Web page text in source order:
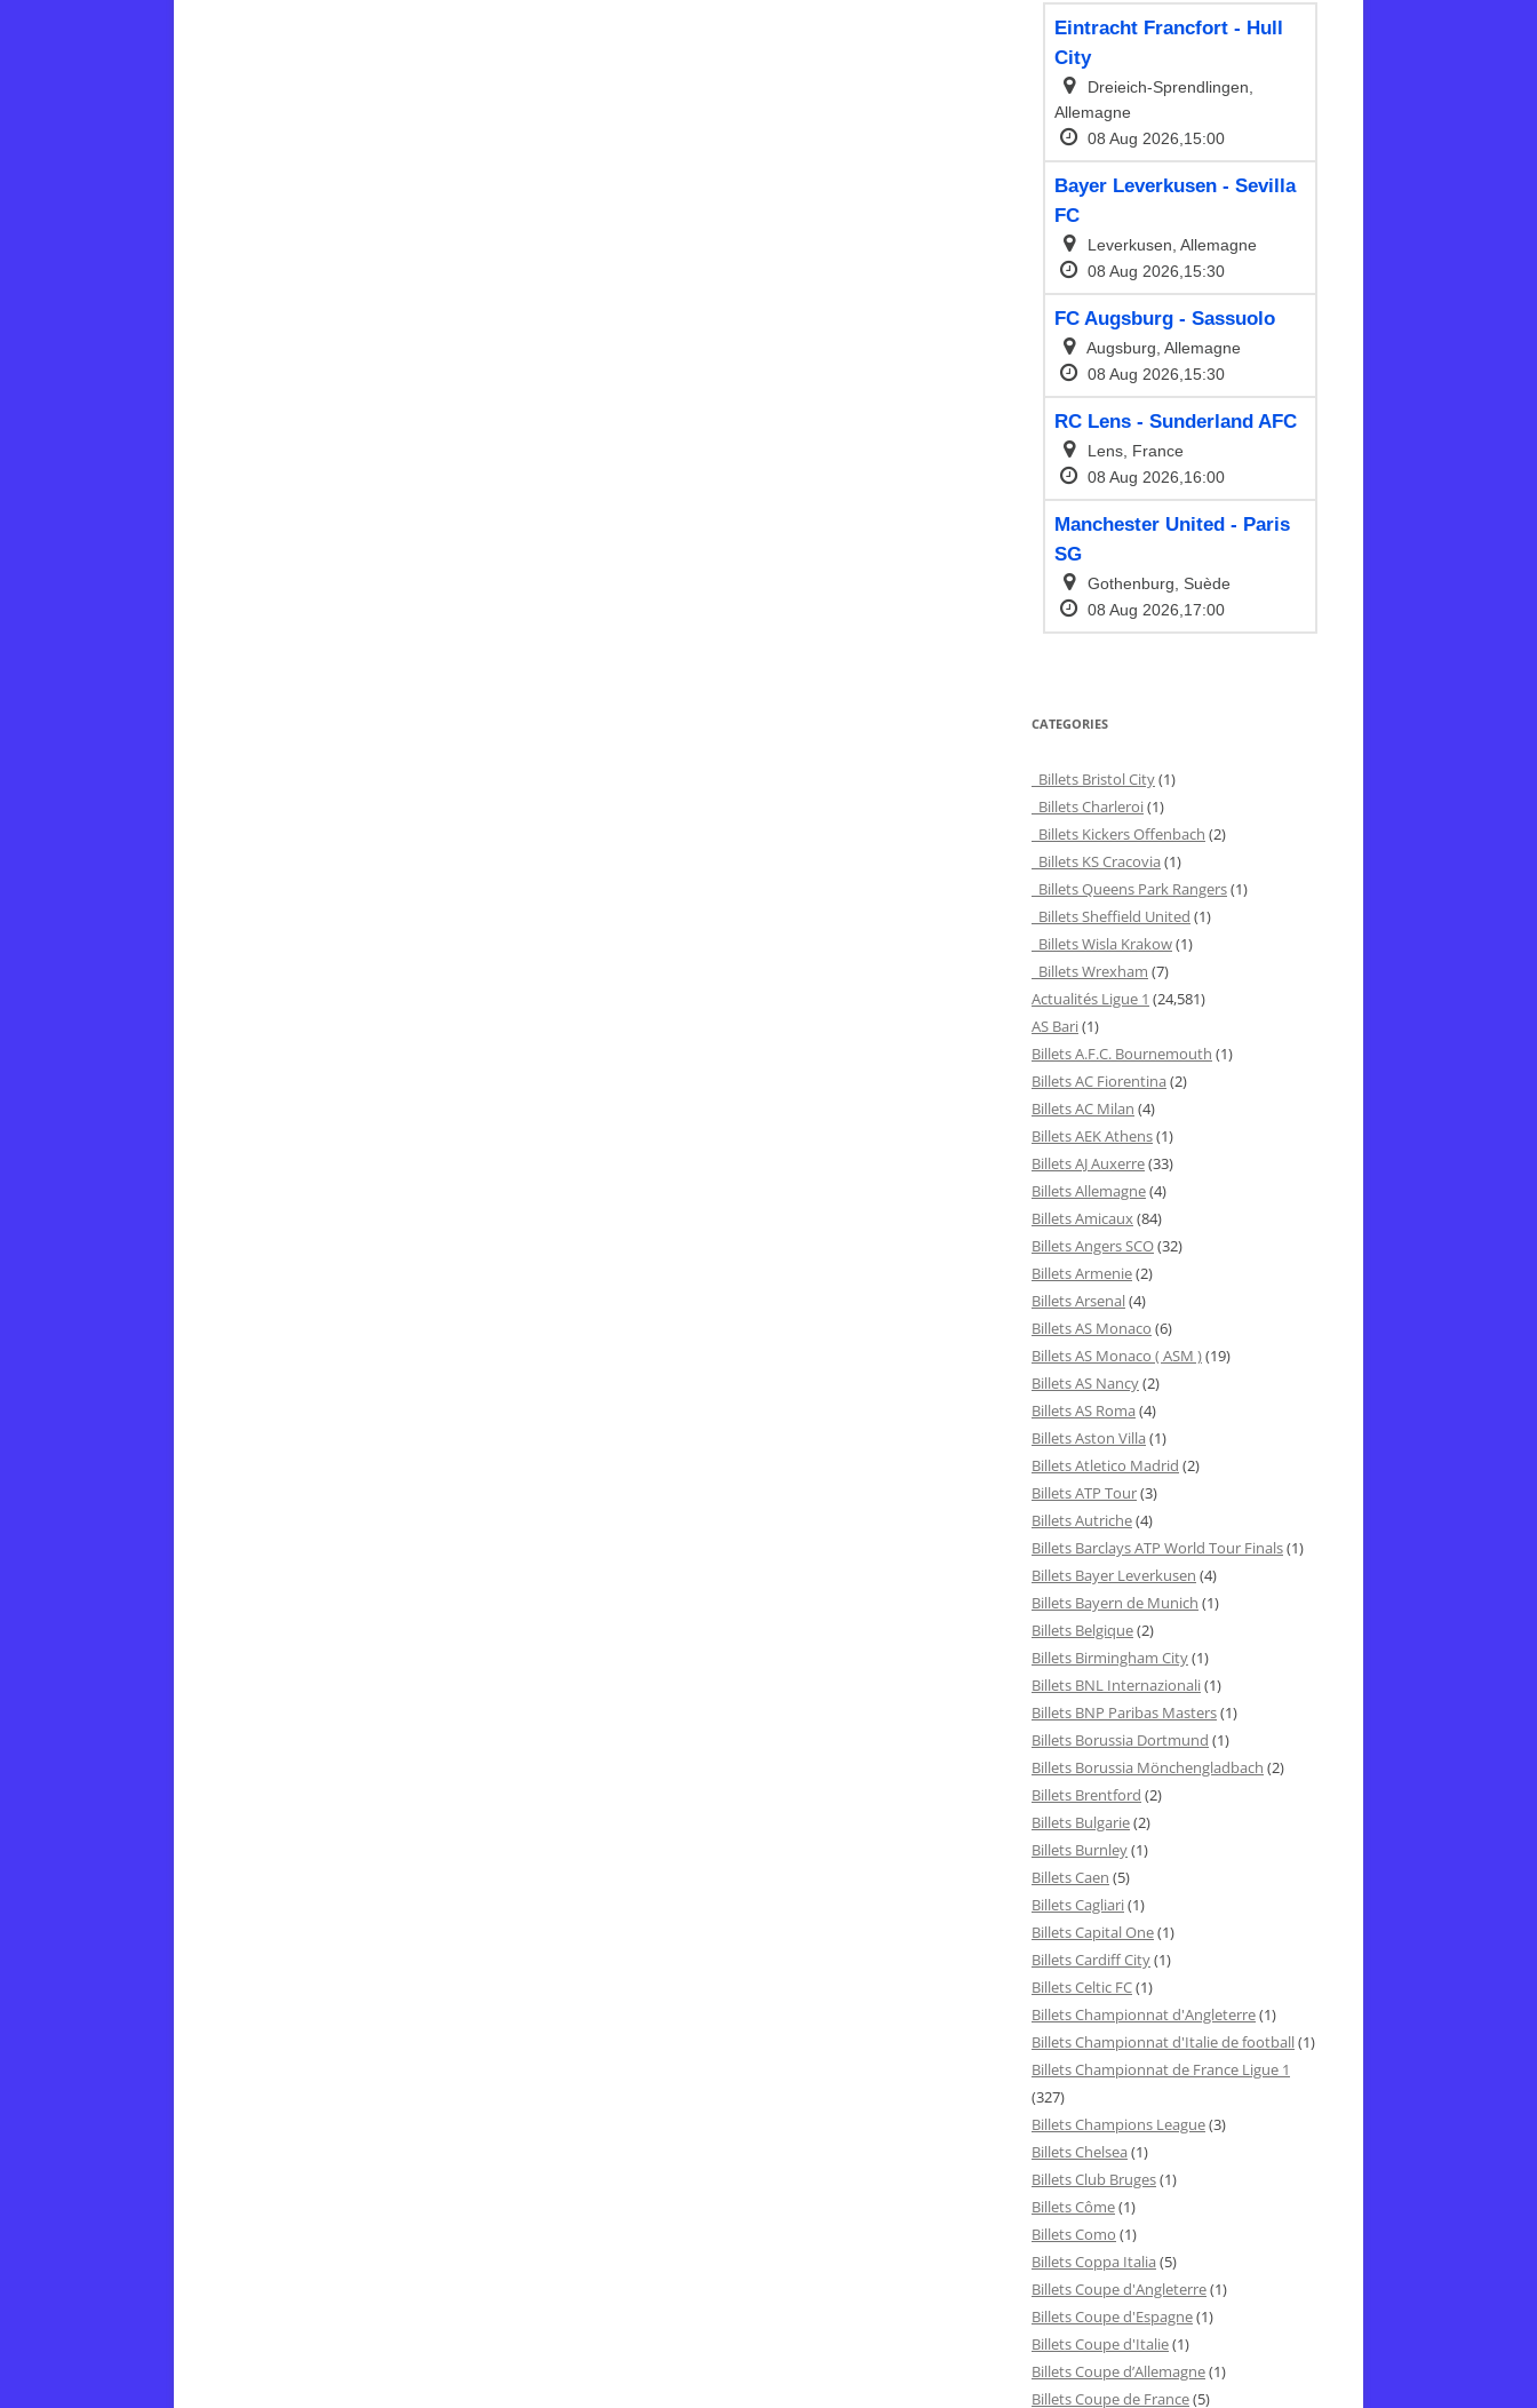
CATEGORIES
Billets Bristol City(1)
Billets Charleroi(1)
Billets Kickers Offenbach (2)
Billets KS Cracovia (1)
Billets Queens Park Rangers(1)
Billets Sheffield United (1)
Billets Wisla Krakow(1)
Billets Wrexham (7)
Actualités Ligue 1 (24,581)
AS Bari(1)
Billets A.F.C. Bournemouth (1)
Billets AC Fiorentina (2)
Billets AC Milan (4)
Billets AEK Athens(1)
Billets AJ Auxerre(33)
Billets Allemagne(4)
Billets Amicaux(84)
Billets Angers SCO(32)
Billets Armenie(2)
Billets Arsenal(4)
Billets AS Monaco (6)
Billets AS Monaco ( ASM )(19)
Billets AS Nancy(2)
Billets AS Roma (4)
Billets Aston Villa (1)
Billets Atletico Madrid (2)
Billets ATP Tour(3)
Billets Autriche(4)
Billets Barclays ATP World Tour Finals(1)
Billets Bayer Leverkusen (4)
Billets Bayern de Munich (1)
Billets Belgique(2)
Billets Birmingham City(1)
Billets BNL Internazionali(1)
Billets BNP Paribas Masters(1)
Billets Borussia Dortmund (1)
Billets Borussia Mönchengladbach (2)
Billets Brentford (2)
Billets Bulgarie(2)
Billets Burnley(1)
Billets Caen (5)
Billets Cagliari(1)
Billets Capital One(1)
Billets Cardiff City(1)
Billets Celtic FC(1)
Billets Championnat d'Angleterre(1)
Billets Championnat d'Italie de football(1)
Billets Championnat de France Ligue 1
(327)
Billets Champions League(3)
Billets Chelsea (1)
Billets Club Bruges(1)
Billets Côme(1)
Billets Como (1)
Billets Coppa Italia (5)
Billets Coupe d'Angleterre(1)
Billets Coupe d'Espagne(1)
Billets Coupe d'Italie(1)
Billets Coupe d’Allemagne(1)
Billets Coupe de France(5)